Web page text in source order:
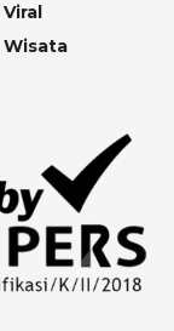
Viral
Wisata